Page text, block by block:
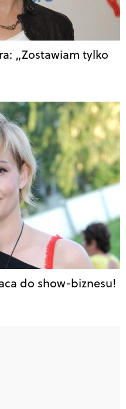
„Zostawiam tylko
do show-biznesu!